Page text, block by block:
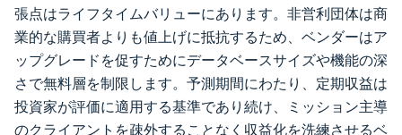
張点はライフタイムバリューにあります。非営利団体は商
業的な購買者よりも値上げに抵抗するため、ベンダーはア
ップグレードを促すためにデータベースサイズや機能の深
さで無料層を制限します。予測期間にわたり、定期収益は
投資家が評価に適用する基準であり続け、ミッション主導
のクライアントを疎外することなく収益化を洗練させるベ